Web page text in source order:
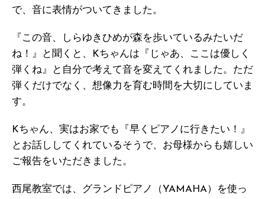
で、音に表情がついてきました。
『この音、しらゆきひめが森を歩いているみたいだ
ね！』と聞くと、Kちゃんは『じゃあ、ここは優しく
弾くね』と自分で考えて音を変えてくれました。ただ
弾くだけでなく、想像力を育む時間を大切にしていま
す。
Kちゃん、実はお家でも『早くピアノに行きたい！』
とお話ししてくれているそうで、お母様からも嬉しい
ご報告をいただきました。
西尾教室では、グランドピアノ（YAMAHA）を使っ